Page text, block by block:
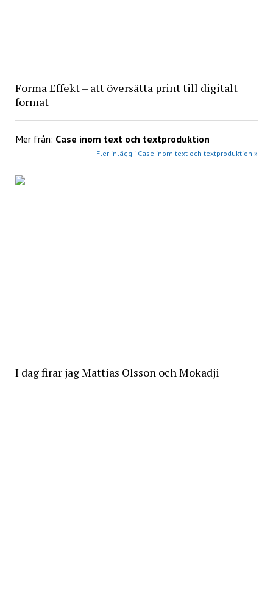
Forma Effekt – att översätta print till digitalt
format
Mer från: Case inom text och textproduktion
Fler inlägg i Case inom text och textproduktion »
I dag firar jag Mattias Olsson och Mokadji